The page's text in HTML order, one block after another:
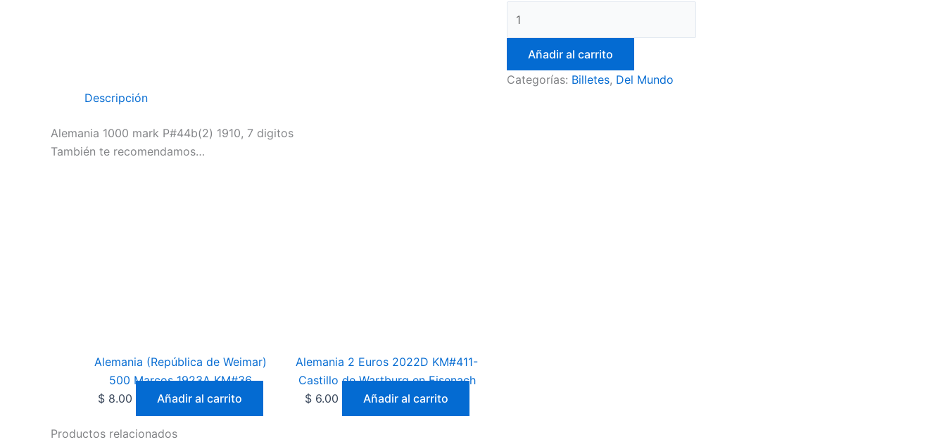
Añadir al carrito
Categorías: Billetes, Del Mundo
Descripción
Alemania 1000 mark P#44b(2) 1910, 7 digitos
También te recomendamos…
Alemania (República de Weimar)
500 Marcos 1923A KM#36
$ 8.00 Añadir al carrito
Alemania 2 Euros 2022D KM#411-
Castillo de Wartburg en Eisenach
$6.00 Añadir al carrito
Productos relacionados